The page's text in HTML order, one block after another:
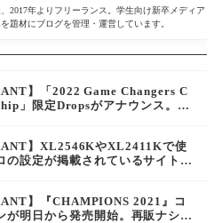
2017年よりフリーランス。学生向け新卒メディア
題材にブログを管理・運営しています。
】「2022 Game Changers C
」限定Dropsがアナウンス。大
】XL2546KやXL2411Kで使
の設定が掲載されているサイトま
】『CHAMPIONS 2021』コ
が明日から発売開始。再販ナシの